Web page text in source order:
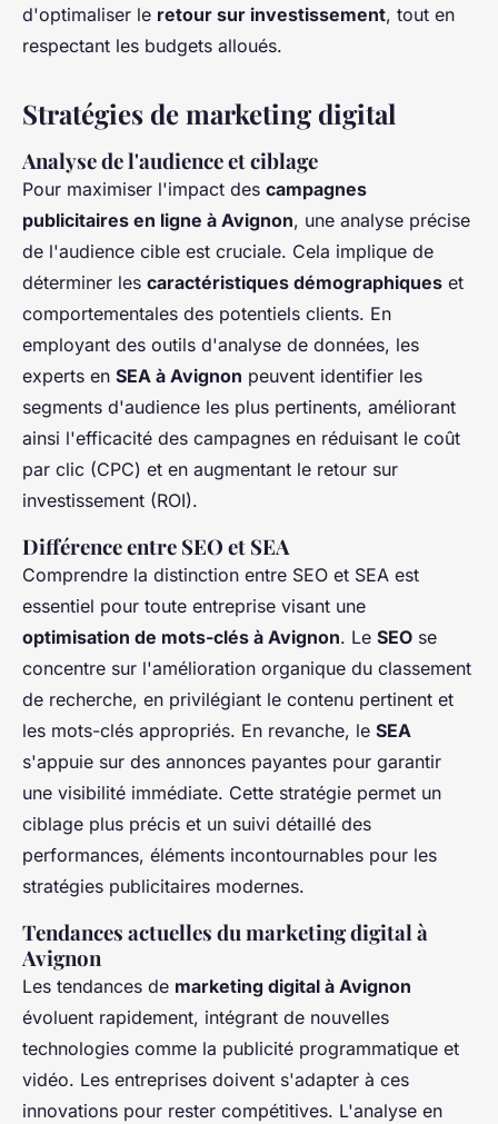
d'optimaliser le retour sur investissement, tout en
respectant les budgets alloués.
Stratégies de marketing digital
Analyse de l'audience et ciblage
Pour maximiser l'impact des campagnes
publicitaires en ligne à Avignon, une analyse précise
de l'audience cible est cruciale. Cela implique de
déterminer les caractéristiques démographiques et
comportementales des potentiels clients. En
employant des outils d'analyse de données, les
experts en SEA à Avignon peuvent identifier les
segments d'audience les plus pertinents, améliorant
ainsi l'efficacité des campagnes en réduisant le coût
par clic (CPC) et en augmentant le retour sur
investissement (ROI).
Différence entre SEO et SEA
Comprendre la distinction entre SEO et SEA est
essentiel pour toute entreprise visant une
optimisation de mots-clés à Avignon. Le SEO se
concentre sur l'amélioration organique du classement
de recherche, en privilégiant le contenu pertinent et
les mots-clés appropriés. En revanche, le SEA
s'appuie sur des annonces payantes pour garantir
une visibilité immédiate. Cette stratégie permet un
ciblage plus précis et un suivi détaillé des
performances, éléments incontournables pour les
stratégies publicitaires modernes.
Tendances actuelles du marketing digital à
Avignon
Les tendances de marketing digital à Avignon
évoluent rapidement, intégrant de nouvelles
technologies comme la publicité programmatique et
vidéo. Les entreprises doivent s'adapter à ces
innovations pour rester compétitives. L'analyse en